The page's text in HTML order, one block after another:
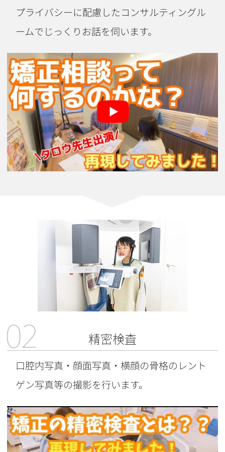
プライバシーに配慮したコンサルティングル
ームでじっくりお話を伺います。
02 精密検査
口腔内写真・顔面写真・横顔の骨格のレント
ゲン写真等の撮影を行います。